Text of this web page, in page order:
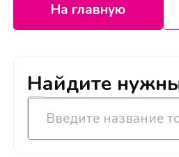
На главную
Найдите